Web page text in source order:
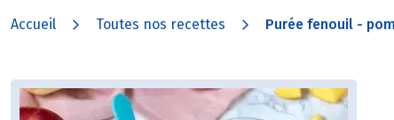
Accueil Toutes nos recettes Purée fenouil -